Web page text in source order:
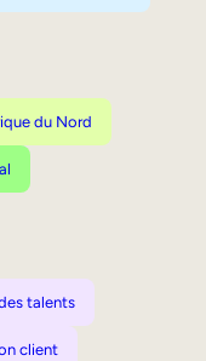
du Nord
talents
client